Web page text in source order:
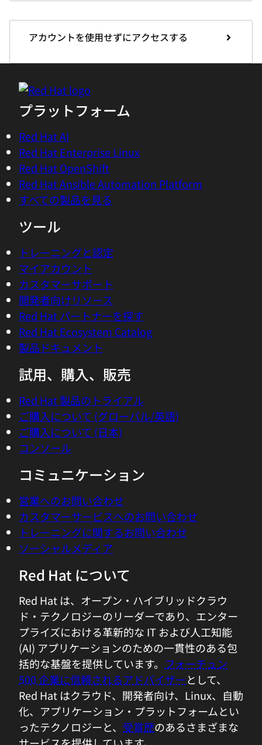
アカウントを使用せずにアクセスする
プラットフォーム
Red Hat AI
Red Hat Enterprise Linux
Red Hat OpenShift
Red Hat Ansible Automation Platform
すべての製品を見る
ツール
トレーニングと認定
マイアカウント
カスタマーサポート
開発者向けリソース
Red Hat パートナーを探す
Red Hat Ecosystem Catalog
製品ドキュメント
試用、購入、販売
Red Hat 製品のトライアル
ご購入について (グローバル/英語)
ご購入について (日本)
コンソール
コミュニケーション
営業へのお問い合わせ
カスタマーサービスへのお問い合わせ
トレーニングに関するお問い合わせ
ソーシャルメディア
Red Hat について
Red Hat は、オープン・ハイブリッドクラウ
ド・テクノロジーのリーダーであり、エンター
プライズにおける革新的な IT および人工知能
(AI) アプリケーションのための一貫性のある包
括的な基盤を提供しています。 フォーチュン
500 企業に信頼されるアドバイザーとして、
Red Hat はクラウド、開発者向け、Linux、自動
化、アプリケーション・プラットフォームとい
ったテクノロジーと、 受賞歴のあるさまざまな